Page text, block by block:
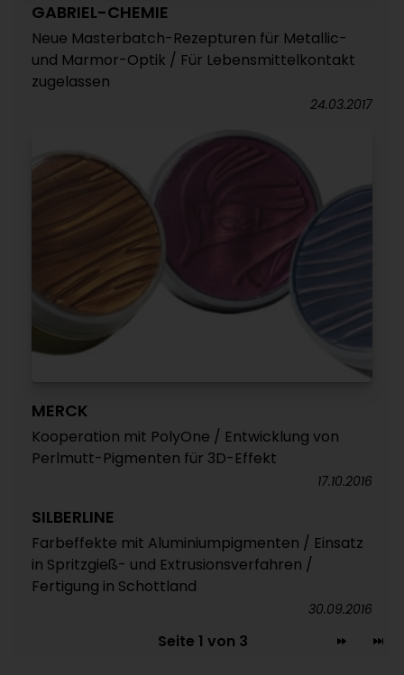
GABRIEL-CHEMIE
Neue Masterbatch-Rezepturen für Metallic-
und Marmor-Optik / Für Lebensmittelkontakt
zugelassen
24.03.2017
MERCK
Kooperation mit PolyOne / Entwicklung von
Perlmutt-Pigmenten für 3D-Effekt
17.10.2016
SILBERLINE
Farbeffekte mit Aluminiumpigmenten / Einsatz
in Spritzgieß- und Extrusionsverfahren /
Fertigung in Schottland
30.09.2016
Seite 1 von 3